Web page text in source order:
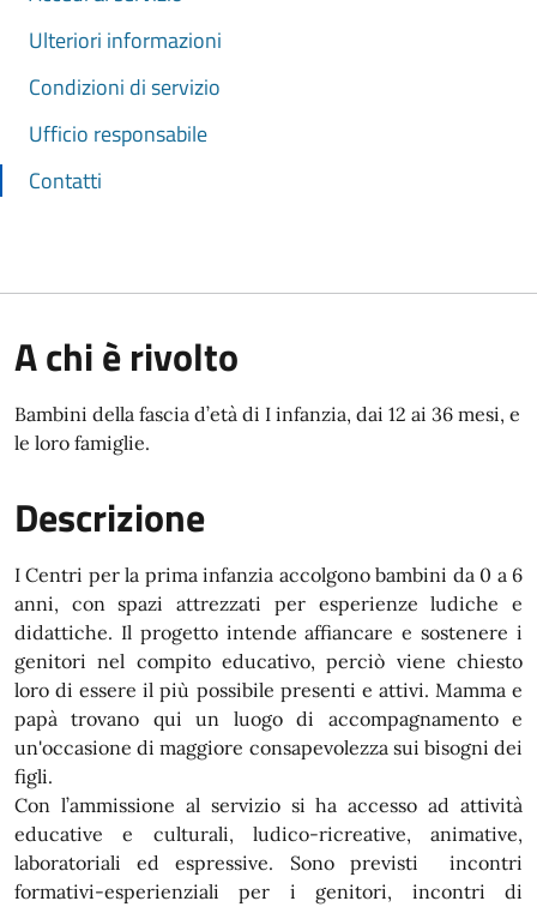
Ulteriori informazioni
Condizioni di servizio
Ufficio responsabile
Contatti
A chi è rivolto
Bambini della fascia d’età di I infanzia, dai 12 ai 36 mesi, e
le loro famiglie.
Descrizione
I Centri per la prima infanzia accolgono bambini da 0 a 6
anni, con spazi attrezzati per esperienze ludiche e
didattiche. Il progetto intende affiancare e sostenere i
genitori nel compito educativo, perciò viene chiesto
loro di essere il più possibile presenti e attivi. Mamma e
papà trovano qui un luogo di accompagnamento e
un'occasione di maggiore consapevolezza sui bisogni dei
figli.
Con l’ammissione al servizio si ha accesso ad attività
educative e culturali, ludico-ricreative, animative,
laboratoriali ed espressive. Sono previsti incontri
formativi-esperienziali per i genitori, incontri di